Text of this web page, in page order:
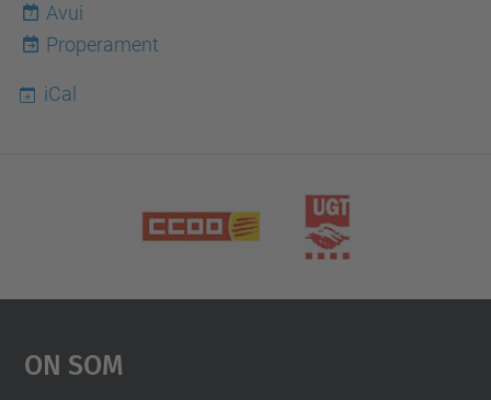
7
Avui
Properament
iCal
On Som